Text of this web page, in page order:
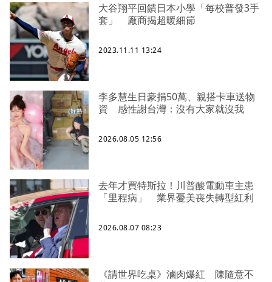
大谷翔平回饋日本小學「每校普發3手
套」 廠商揭超暖細節
2023.11.11 13:24
李多慧生日豪捐50萬、親搭卡車送物
資 感性謝台灣：沒有大家就沒我
2026.08.05 12:56
去年才買特斯拉！川普酸電動車主患
「里程病」 業界憂美喪失轉型紅利
2026.08.07 08:23
《請世界吃桌》滷肉爆紅 陳隨意不